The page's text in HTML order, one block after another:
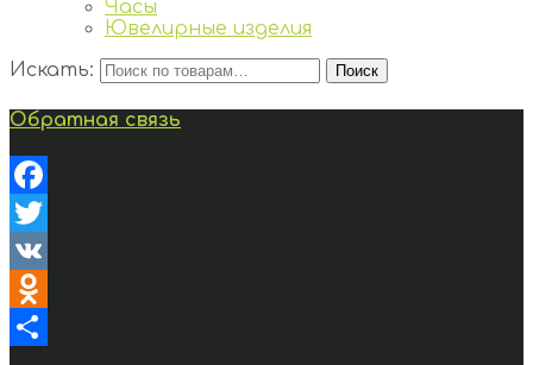
Часы
Ювелирные изделия
Искать:
Поиск
Обратная связь
Facebook
Twitter
VK
Odnoklassniki